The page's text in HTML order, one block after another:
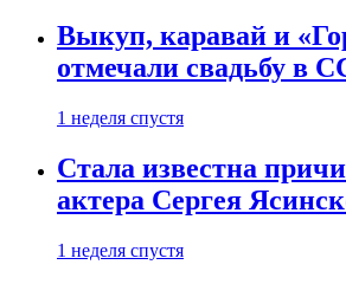
Выкуп, каравай и
отмечали свадьбу в
1 неделя спустя
Стала известна
актера Сергея
1 неделя спустя